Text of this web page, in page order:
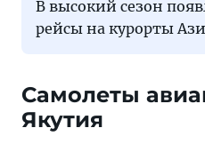
В высокий сезон
рейсы на курорты
Самолеты
Якутия